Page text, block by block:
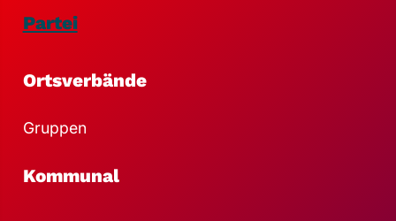
Partei
Ortsverbände
Gruppen
Kommunal